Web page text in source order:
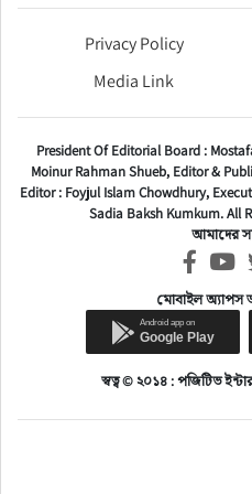
Privacy Policy
Media Link
President Of Editorial Board :
Moinur Rahman Shueb, Editor &
Editor : Foyjul Islam Chowdhury,
Sadia Baksh Kumkum. All
আমাদের
মোবাইল
স্বত্ব © ২০১৪ : পজিটিভ